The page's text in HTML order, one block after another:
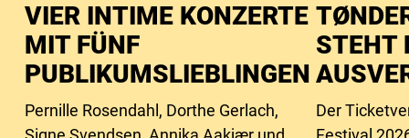
VIER INTIME KONZERTE
MIT FÜNF
PUBLIKUMSLIEBLINGEN
Pernille Rosendahl, Dorthe Gerlach,
STEHT
Der